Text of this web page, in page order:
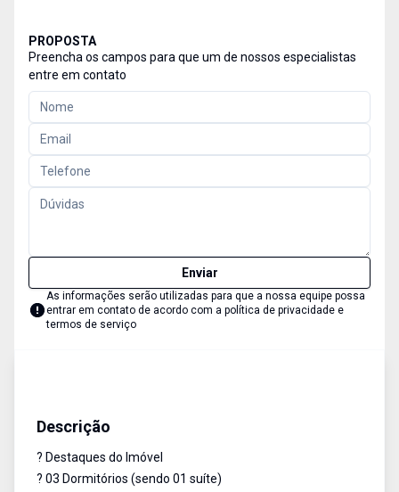
PROPOSTA
Preencha os campos para que um de nossos especialistas
entre em contato
Enviar
As informações serão utilizadas para que a nossa equipe possa
entrar em contato de acordo com a política de privacidade e
termos de serviço
Descrição
? Destaques do Imóvel
? 03 Dormitórios (sendo 01 suíte)